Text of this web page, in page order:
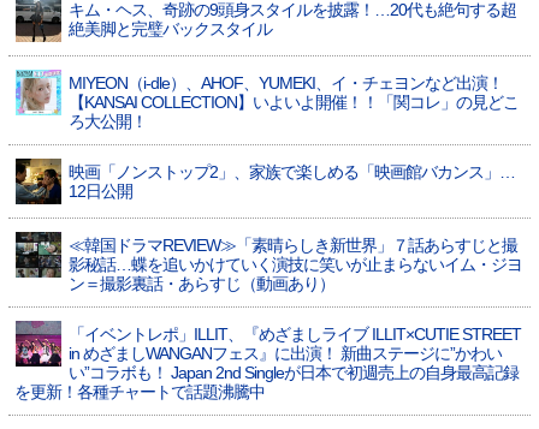
キム・ヘス、奇跡の9頭身スタイルを披露！…20代も絶句する超
絶美脚と完璧バックスタイル
MIYEON（i-dle）、​AHOF​、YUMEKI、イ・チェヨンなど出演！
【KANSAI COLLECTION】いよいよ開催！！「関コレ」の見どこ
ろ大公開！
映画「ノンストップ2」、家族で楽しめる「映画館バカンス」…
12日公開
≪韓国ドラマREVIEW≫「素晴らしき新世界」７話あらすじと撮
影秘話…蝶を追いかけていく演技に笑いが止まらないイム・ジヨ
ン＝撮影裏話・あらすじ（動画あり）
「イベントレポ」ILLIT、『めざましライブ ILLIT×CUTIE STREET
in めざましWANGANフェス』に出演！ 新曲ステージに”かわい
い”コラボも！ Japan 2nd Singleが日本で初週売上の自身最高記録
を更新！各種チャートで話題沸騰中